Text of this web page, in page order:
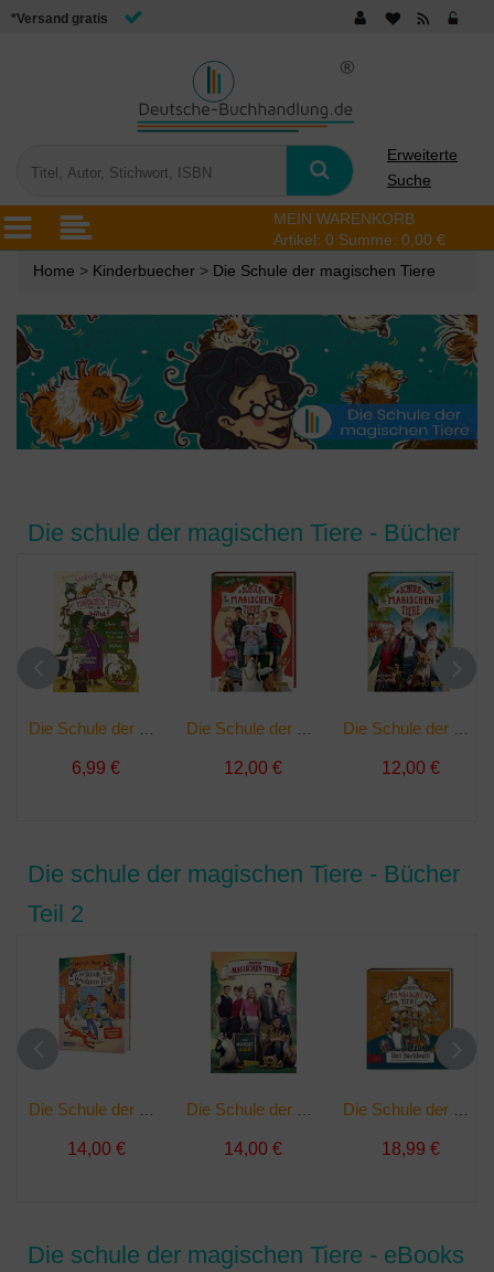
*Versand gratis
Erweiterte
Suche
MEIN WARENKORB
Artikel: 0 Summe: 0,00 €
Home > Kinderbuecher > Die Schule der magischen Tiere
Die schule der magischen Tiere - Bücher
6,99 € 12,00 € 12,00 €
Die schule der magischen Tiere - Bücher
Teil 2
14,00 € 14,00 € 18,99 €
Die schule der magischen Tiere - eBooks